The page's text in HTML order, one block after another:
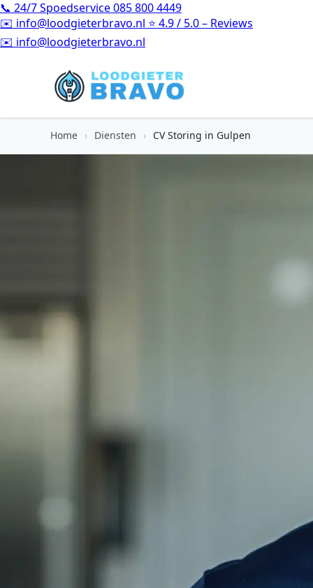
📞 24/7 Spoedservice085 800 4449
✉️ info@loodgieterbravo.nl ⭐ 4.9 / 5.0 – Reviews
⭐4.9 / 5.0 – Reviews
Home › Diensten › CV Storing in Gulpen